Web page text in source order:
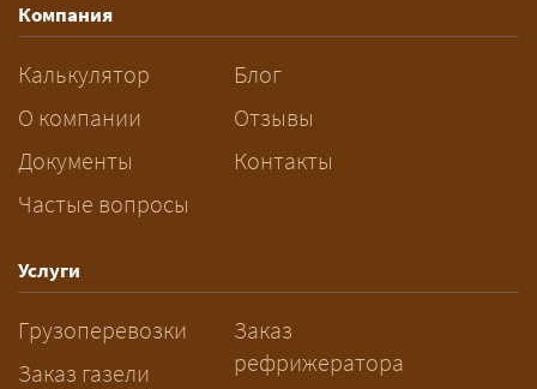
разрешений и машин
сопровождения.
За сколько дней заказывать
перевозку негабарита?
— Заранее: только оформление
рабочих дней. Оставьте заявку
заблаговременно — логист
рассчитает маршрут и запустит
подготовку документов.
Компания
Калькулятор
О компании
Документы
Частые вопросы
Блог
Отзывы
Контакты
Услуги
Грузоперевозки
Заказ газели
Заказ
рефрижератора